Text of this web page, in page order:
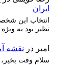
ايران
انتخاب ابن
نظیر بود به
امیر در نقشه
سلام وقت